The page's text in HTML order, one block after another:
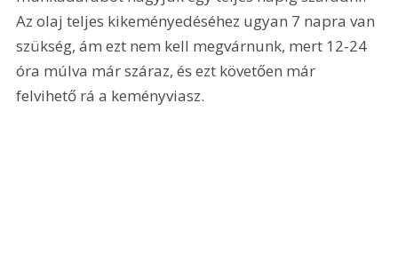
Az olaj teljes kikeményedéséhez ugyan 7 napra van
szükség, ám ezt nem kell megvárnunk, mert 12-24
óra múlva már száraz, és ezt követően már
felvihető rá a keményviasz.